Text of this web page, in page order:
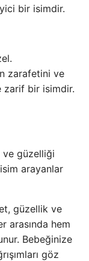
bir isimdir.
zarafetini ve
zarif bir isimdir.
ve güzelliği
arayanlar
güzellik ve
arasında hem
Bebeğinize
göz